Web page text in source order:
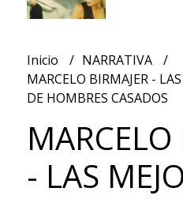
Inicio
NARRATIVA
MARCELO BIRMAJER -
DE HOMBRES CASADOS
MARCELO
- LAS